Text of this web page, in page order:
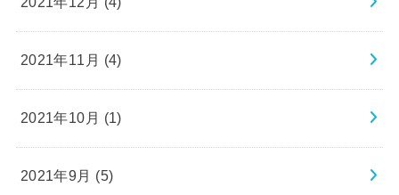
2021年11月 (4)
2021年10月 (1)
2021年9月 (5)